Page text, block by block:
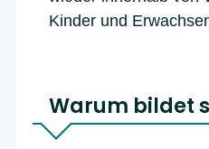
Kinder und
Warum bildet